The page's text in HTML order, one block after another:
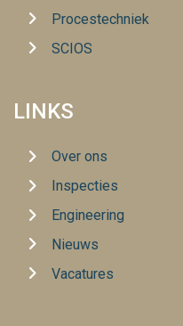
Procestechniek
SCIOS
LINKS
Over ons
Inspecties
Engineering
Nieuws
Vacatures